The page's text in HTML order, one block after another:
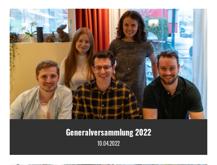
Generalversammlung 2022
10.04.2022